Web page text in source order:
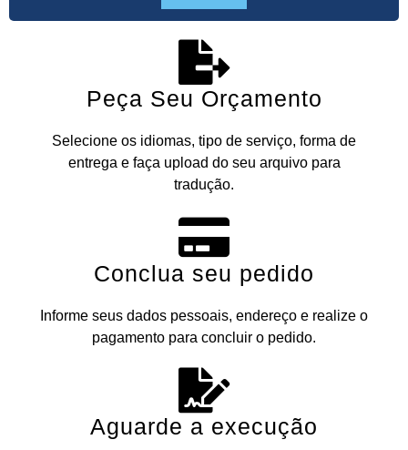
Peça Seu Orçamento
Selecione os idiomas, tipo de serviço, forma de
entrega e faça upload do seu arquivo para
tradução.
Conclua seu pedido
Informe seus dados pessoais, endereço e realize o
pagamento para concluir o pedido.
Aguarde a execução